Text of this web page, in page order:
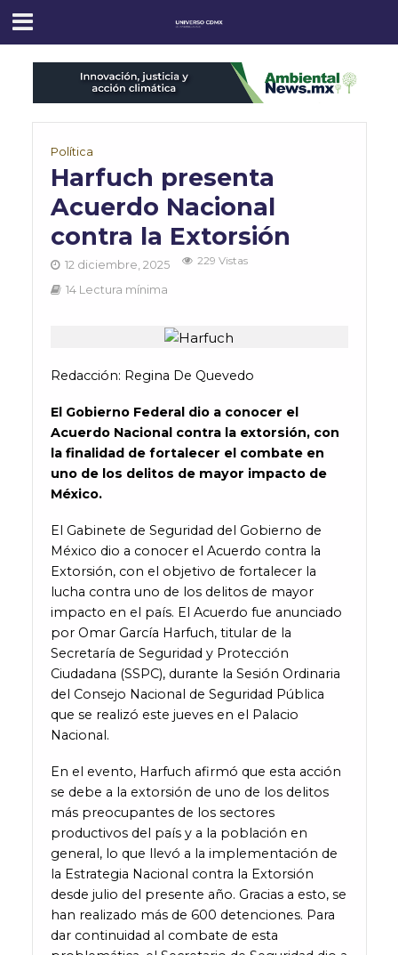
Política
Harfuch presenta
Acuerdo Nacional
contra la Extorsión
12 diciembre, 2025 229 Vistas
14 Lectura mínima
Redacción: Regina De Quevedo
El Gobierno Federal dio a conocer el
Acuerdo Nacional contra la extorsión, con
la finalidad de fortalecer el combate en
uno de los delitos de mayor impacto de
México.
El Gabinete de Seguridad del Gobierno de
México dio a conocer el Acuerdo contra la
Extorsión, con el objetivo de fortalecer la
lucha contra uno de los delitos de mayor
impacto en el país. El Acuerdo fue anunciado
por Omar García Harfuch, titular de la
Secretaría de Seguridad y Protección
Ciudadana (SSPC), durante la Sesión Ordinaria
del Consejo Nacional de Seguridad Pública
que se realizó este jueves en el Palacio
Nacional.
En el evento, Harfuch afirmó que esta acción
se debe a la extorsión de uno de los delitos
más preocupantes de los sectores
productivos del país y a la población en
general, lo que llevó a la implementación de
la Estrategia Nacional contra la Extorsión
desde julio del presente año. Gracias a esto, se
han realizado más de 600 detenciones. Para
dar continuidad al combate de esta